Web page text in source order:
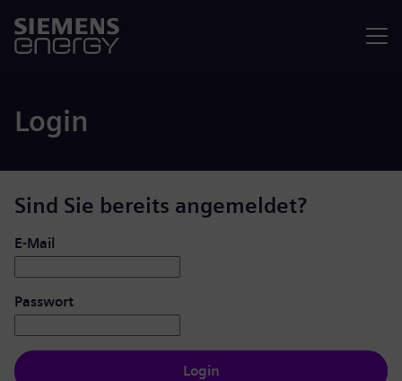
Login
Sind Sie bereits angemeldet?
Login: Benutzer und Passwort
E-Mail
Passwort
Login